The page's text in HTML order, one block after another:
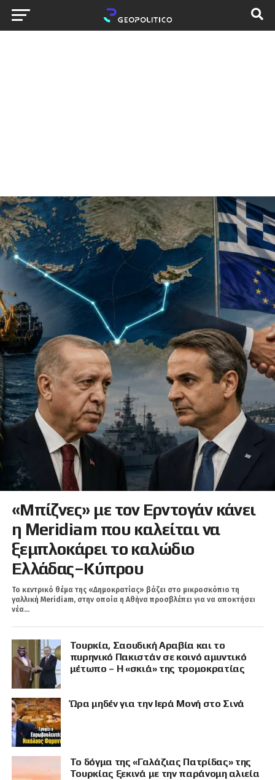
«Μπίζνες» με τον Ερντογάν κάνει
η Meridiam που καλείται να
ξεμπλοκάρει το καλώδιο
Ελλάδας–Κύπρου
Το κεντρικό θέμα της «Δημοκρατίας» βάζει στο μικροσκόπιο τη
γαλλική Meridiam, στην οποία η Αθήνα προσβλέπει για να αποκτήσει
νέα...
Τουρκία, Σαουδική Αραβία και το
πυρηνικό Πακιστάν σε κοινό αμυντικό
μέτωπο – Η «σκιά» της τρομοκρατίας
Ώρα μηδέν για την Ιερά Μονή στο Σινά
Το δόγμα της «Γαλάζιας Πατρίδας» της
Τουρκίας ξεκινά με την παράνομη αλιεία